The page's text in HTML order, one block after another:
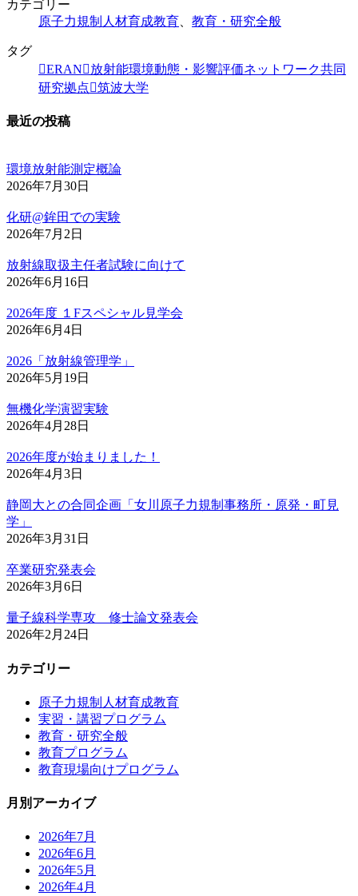
カテゴリー
原子力規制人材育成教育
教育・研究全般
タグ
ERAN
放射能環境動態・影響評価ネットワーク共同
研究拠点
筑波大学
最近の投稿
環境放射能測定概論
2026年7月30日
化研@鉾田での実験
2026年7月2日
放射線取扱主任者試験に向けて
2026年6月16日
2026年度 １Fスペシャル見学会
2026年6月4日
2026「放射線管理学」
2026年5月19日
無機化学演習実験
2026年4月28日
2026年度が始まりました！
2026年4月3日
静岡大との合同企画「女川原子力規制事務所・原発・町見
学」
2026年3月31日
卒業研究発表会
2026年3月6日
量子線科学専攻 修士論文発表会
2026年2月24日
カテゴリー
原子力規制人材育成教育
実習・講習プログラム
教育・研究全般
教育プログラム
教育現場向けプログラム
月別アーカイブ
2026年7月
2026年6月
2026年5月
2026年4月